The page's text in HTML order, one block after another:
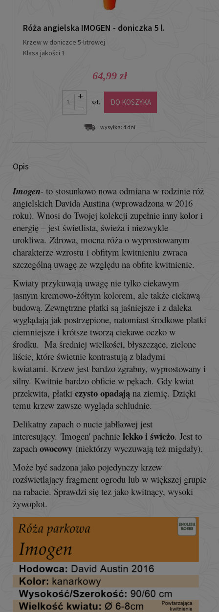
Opis
Imogen- to stosunkowo nowa odmiana w rodzinie róż
angielskich Davida Austina (wprowadzona w 2016
roku). Wnosi do Twojej kolekcji zupełnie inny kolor i
energię – jest świetlista, świeża i niezwykle
urokliwa. Zdrowa, mocna róża o wyprostowanym
charakterze wzrostu i obfitym kwitnieniu zwraca
szczególną uwagę ze względu na obfite kwitnienie.
Kwiaty przykuwają uwagę nie tylko ciekawym
jasnym kremowo-żółtym kolorem, ale także ciekawą
budową. Zewnętrzne płatki są jaśniejsze i z daleka
wyglądają jak postrzępione, natomiast środkowe płatki
ciemniejsze i krótsze tworzą ciekawe oczko w
środku. Ma średniej wielkości, błyszczące, zielone
liście, które świetnie kontrastują z bladymi
kwiatami. Krzew jest bardzo zgrabny, wyprostowany i
silny. Kwitnie bardzo obficie w pękach. Gdy kwiat
przekwita, płatki czysto opadają na ziemię. Dzięki
temu krzew zawsze wygląda schludnie.
Delikatny zapach o nucie jabłkowej jest
interesujący. 'Imogen' pachnie lekko i świeżo. Jest to
zapach owocowy (niektórzy wyczuwają też migdały).
Może być sadzona jako pojedynczy krzew
rozświetlający fragment ogrodu lub w większej grupie
na rabacie. Sprawdzi się tez jako kwitnący, wysoki
żywopłot.
Róża angielska IMOGEN - doniczka 5 l.
Krzew w doniczce 5-litrowej
Klasa jakości 1
64,99 zł
szt. DO KOSZYKA
wysyłka: 4 dni